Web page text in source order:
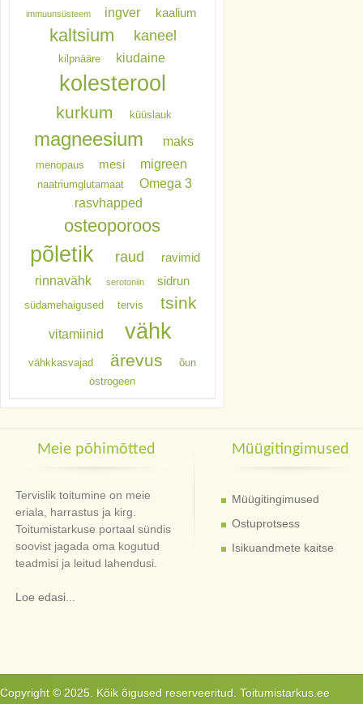
immuunsüsteem ingver kaalium
kaltsium kaneel
kilpnääre kiudaine
kolesterool
kurkum küüslauk
magneesium maks
menopaus mesi migreen
naatriumglutamaat
Omega 3
rasvhapped
osteoporoos
põletik raud ravimid
rinnavähk serotoniin sidrun
südamehaigused tervis tsink
vitamiinid vähk
vähkkasvajad ärevus
õun
östrogeen
Meie põhimõtted
Tervislik toitumine on meie
eriala, harrastus ja kirg.
Toitumistarkuse portaal sündis
soovist jagada oma kogutud
teadmisi ja leitud lahendusi.
Loe edasi...
Müügitingimused
Müügitingimused
Ostuprotsess
Isikuandmete kaitse
Copyright © 2025. Kõik õigused reserveeritud. Toitumistarkus.ee